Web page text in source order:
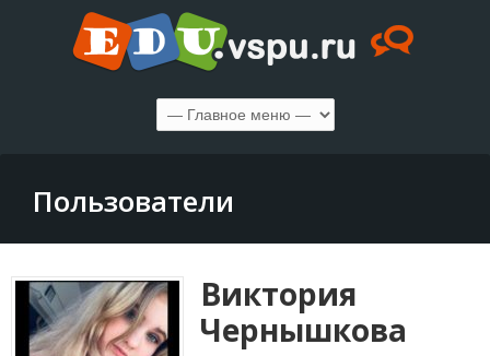
Пользователи
Виктория
Чернышкова